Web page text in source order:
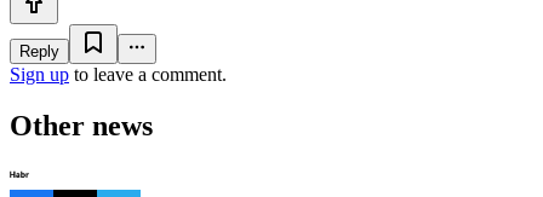
Reply
Sign up to leave a comment.
Other news